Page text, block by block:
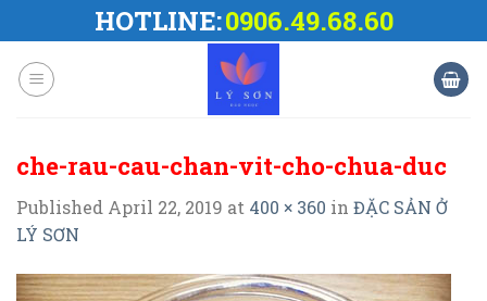
to
content
HOTLINE:0906.49.68.60
che-rau-cau-chan-vit-cho-chua-duc
Published April 22, 2019 at 400 × 360 in ĐẶC SẢN Ở
LÝ SƠN